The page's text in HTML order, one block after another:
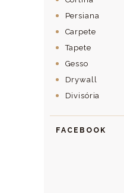
Persiana
Carpete
Tapete
Gesso
Drywall
Divisória
FACEBOOK